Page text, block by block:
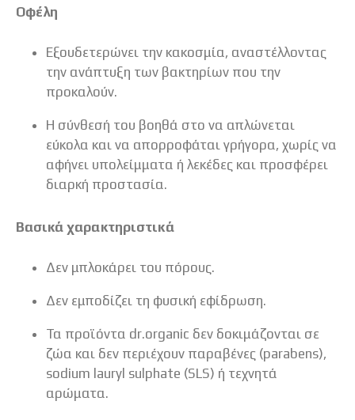
Οφέλη
Εξουδετερώνει την κακοσμία, αναστέλλοντας
την ανάπτυξη των βακτηρίων που την
προκαλούν.
Η σύνθεσή του βοηθά στο να απλώνεται
εύκολα και να απορροφάται γρήγορα, χωρίς να
αφήνει υπολείμματα ή λεκέδες και προσφέρει
διαρκή προστασία.
Βασικά χαρακτηριστικά
Δεν μπλοκάρει του πόρους.
Δεν εμποδίζει τη φυσική εφίδρωση.
Τα προϊόντα dr.organic δεν δοκιμάζονται σε
ζώα και δεν περιέχουν παραβένες (parabens),
sodium lauryl sulphate (SLS) ή τεχνητά
αρώματα.